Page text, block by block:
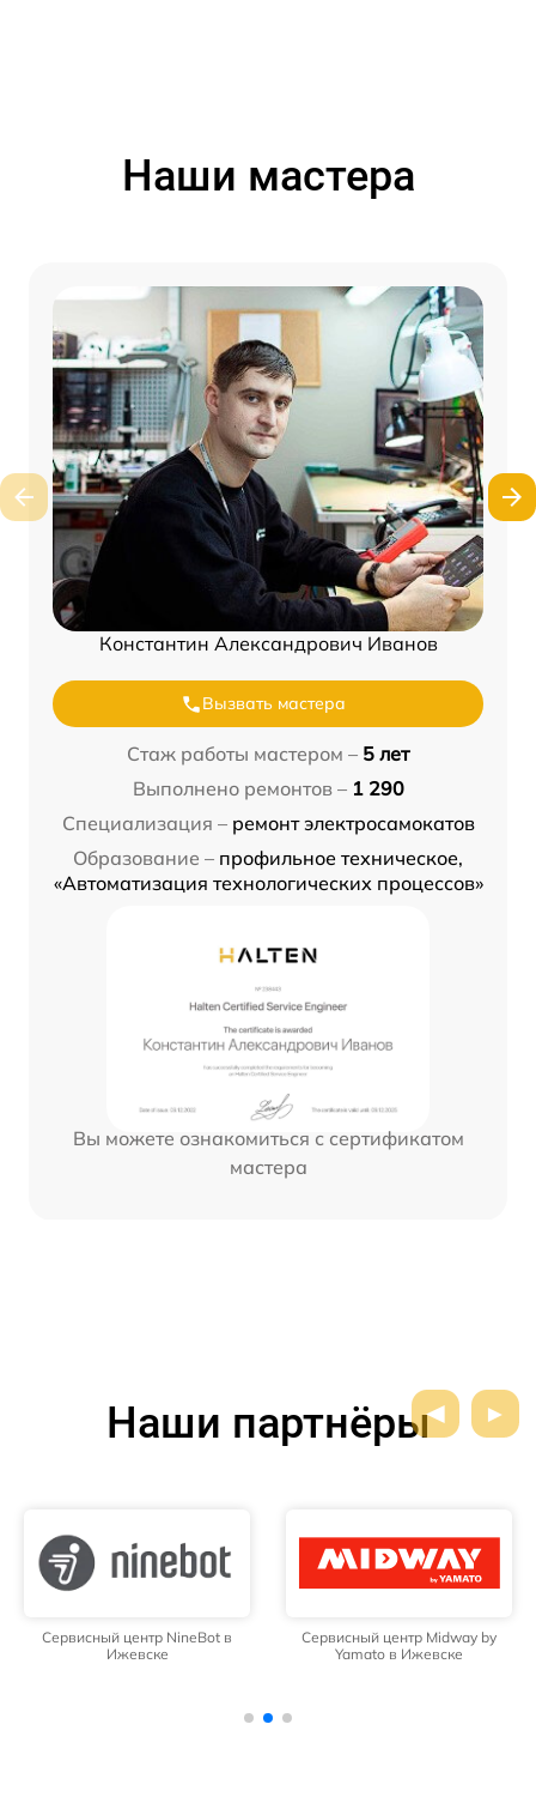
Наши мастера
Константин Александрович Иванов
Вызвать мастера
Стаж работы мастером – 5 лет
Выполнено ремонтов – 1 290
Специализация – ремонт электросамокатов
Образование – профильное техническое,
«Автоматизация технологических процессов»
Вы можете ознакомиться с сертификатом
мастера
Наши партнёры
Сервисный центр NineBot в
Ижевске
Сервисный центр Midway by
Yamato в Ижевске